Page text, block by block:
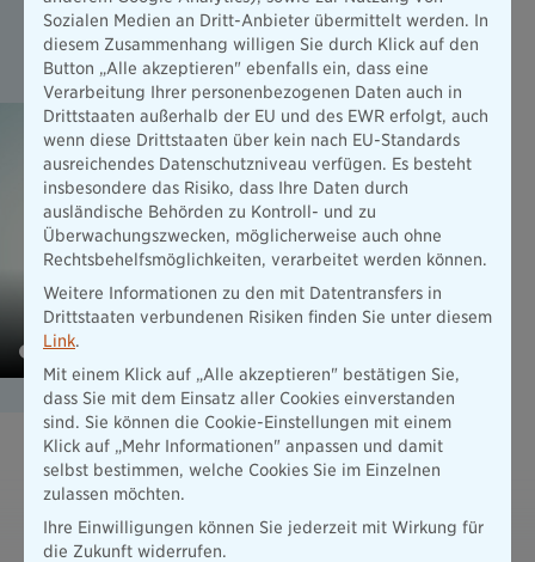
solchen Situationen.
Alle nötigen Informationen haben wir für Sie
in unserem Erklärvideo zusammengefasst.
Downloads
B 270402 Highlightblatt ExistenzBudget
Eigenheimbesitzende
Sozialen Medien an Dritt-Anbieter übermittelt werden. In
diesem Zusammenhang willigen Sie durch Klick auf den
Button „Alle akzeptieren" ebenfalls ein, dass eine
Verarbeitung Ihrer personenbezogenen Daten auch in
Drittstaaten außerhalb der EU und des EWR erfolgt, auch
wenn diese Drittstaaten über kein nach EU-Standards
ausreichendes Datenschutzniveau verfügen. Es besteht
insbesondere das Risiko, dass Ihre Daten durch
ausländische Behörden zu Kontroll- und zu
Überwachungszwecken, möglicherweise auch ohne
Rechtsbehelfsmöglichkeiten, verarbeitet werden können.
Weitere Informationen zu den mit Datentransfers in
Drittstaaten verbundenen Risiken finden Sie unter diesem
Link.
Mit einem Klick auf „Alle akzeptieren" bestätigen Sie,
dass Sie mit dem Einsatz aller Cookies einverstanden
sind. Sie können die Cookie-Einstellungen mit einem
Klick auf „Mehr Informationen" anpassen und damit
selbst bestimmen, welche Cookies Sie im Einzelnen
zulassen möchten.
Ihre Einwilligungen können Sie jederzeit mit Wirkung für
die Zukunft widerrufen.